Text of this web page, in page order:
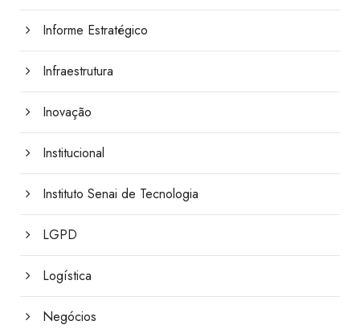
Informe Estratégico
Infraestrutura
Inovação
Institucional
Instituto Senai de Tecnologia
LGPD
Logística
Negócios